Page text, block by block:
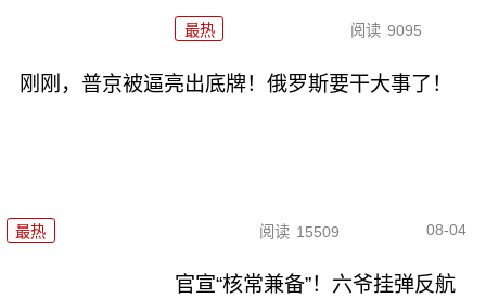
最热 阅读 9095
刚刚，普京被逼亮出底牌！俄罗斯要干大事了！
最热 阅读 15509 08-04
官宣“核常兼备”！六爷挂弹反航